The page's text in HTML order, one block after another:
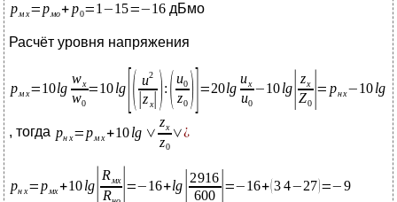
дБмо
Расчёт уровня напряжения
, тогда